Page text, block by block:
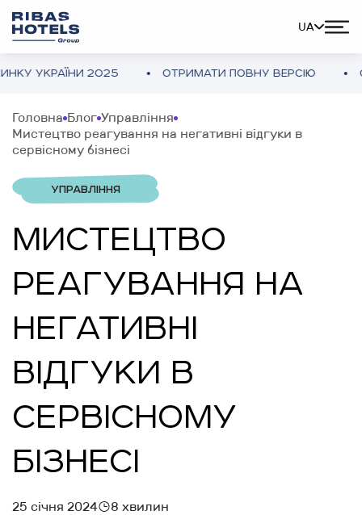
UA
2025 ОТРИМАТИ ПОВНУ ВЕРСІЮ ОГЛЯД
Головна Блог Управління
Мистецтво реагування на негативні відгуки в
сервісному бізнесі
УПРАВЛІННЯ
МИСТЕЦТВО
РЕАГУВАННЯ НА
НЕГАТИВНІ
ВІДГУКИ В
СЕРВІСНОМУ
БІЗНЕСІ
25 січня 2024 8 хвилин